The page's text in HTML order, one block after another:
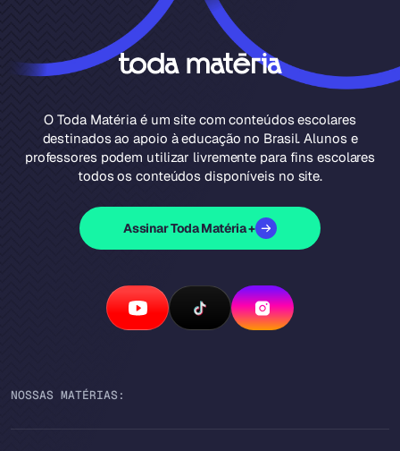
O Toda Matéria é um site com conteúdos escolares
destinados ao apoio à educação no Brasil. Alunos e
professores podem utilizar livremente para fins escolares
todos os conteúdos disponíveis no site.
Assinar Toda Matéria +
NOSSAS MATÉRIAS: